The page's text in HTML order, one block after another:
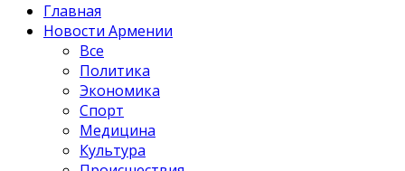
Главная
Новости Армении
Все
Политика
Экономика
Спорт
Медицина
Культура